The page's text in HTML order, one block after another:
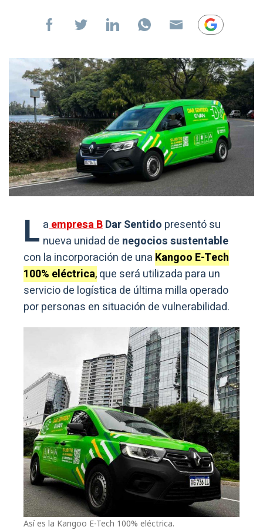
L aempresa BDar Sentido presentó su
nueva unidad de negocios sustentable
con la incorporación de una Kangoo E-Tech
100% eléctrica,que será utilizada para un
servicio de logística de última milla operado
por personas en situación de vulnerabilidad.
Así es la Kangoo E-Tech 100% eléctrica.